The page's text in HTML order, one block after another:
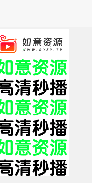
关于我们 免责申明
Copyright © 2019 影